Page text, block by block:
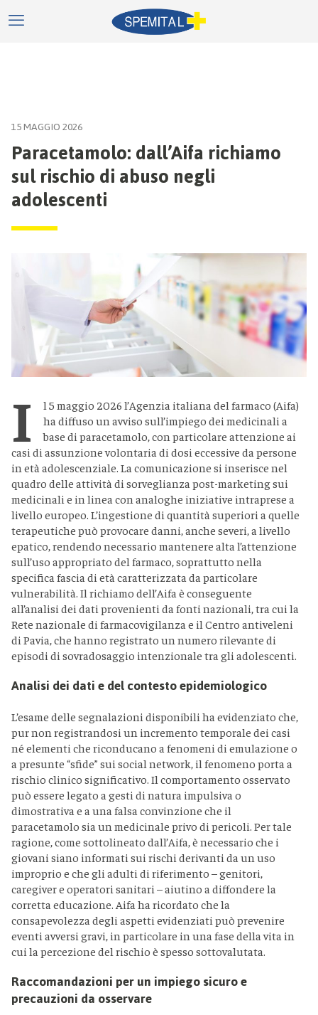
15 MAGGIO 2026
Paracetamolo: dall’Aifa richiamo
sul rischio di abuso negli
adolescenti
I
l 5 maggio 2026 l’Agenzia italiana del farmaco (Aifa)
ha diffuso un avviso sull’impiego dei medicinali a
base di paracetamolo, con particolare attenzione ai
casi di assunzione volontaria di dosi eccessive da persone
in età adolescenziale. La comunicazione si inserisce nel
quadro delle attività di sorveglianza post-marketing sui
medicinali e in linea con analoghe iniziative intraprese a
livello europeo. L’ingestione di quantità superiori a quelle
terapeutiche può provocare danni, anche severi, a livello
epatico, rendendo necessario mantenere alta l’attenzione
sull’uso appropriato del farmaco, soprattutto nella
specifica fascia di età caratterizzata da particolare
vulnerabilità. Il richiamo dell’Aifa è conseguente
all’analisi dei dati provenienti da fonti nazionali, tra cui la
Rete nazionale di farmacovigilanza e il Centro antiveleni
di Pavia, che hanno registrato un numero rilevante di
episodi di sovradosaggio intenzionale tra gli adolescenti.
Analisi dei dati e del contesto epidemiologico
L’esame delle segnalazioni disponibili ha evidenziato che,
pur non registrandosi un incremento temporale dei casi
né elementi che riconducano a fenomeni di emulazione o
a presunte “sfide” sui social network, il fenomeno porta a
rischio clinico significativo. Il comportamento osservato
può essere legato a gesti di natura impulsiva o
dimostrativa e a una falsa convinzione che il
paracetamolo sia un medicinale privo di pericoli. Per tale
ragione, come sottolineato dall’Aifa, è necessario che i
giovani siano informati sui rischi derivanti da un uso
improprio e che gli adulti di riferimento – genitori,
caregiver e operatori sanitari – aiutino a diffondere la
corretta educazione. Aifa ha ricordato che la
consapevolezza degli aspetti evidenziati può prevenire
eventi avversi gravi, in particolare in una fase della vita in
cui la percezione del rischio è spesso sottovalutata.
Raccomandazioni per un impiego sicuro e
precauzioni da osservare